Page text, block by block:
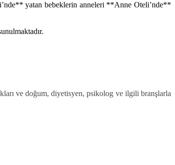
yatan bebeklerin anneleri **Anne Oteli’nde**
ve doğum, diyetisyen, psikolog ve ilgili branşlarla